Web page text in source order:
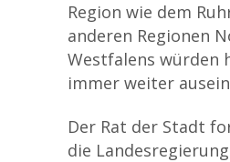
Region wie dem
anderen Regionen
Westfalens würden
immer weiter
Der Rat der Stadt
die